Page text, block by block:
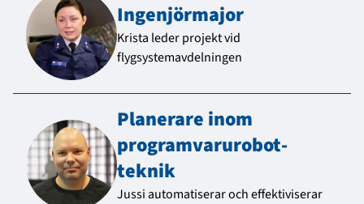
Ingenjörmajor
Krista leder projekt vid
flygsystemavdelningen
Planerare inom
program­varu­robot­
teknik
Jussi automatiserar och effektiviserar